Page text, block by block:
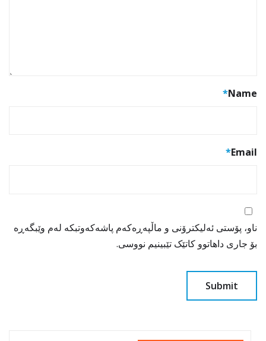
Name
*
Email
*
ناو، پۆستی ئەلیکترۆنی و ماڵپەڕەکەم پاشەکەوتبکە لەم وێبگەڕە
بۆ جاری داهاتوو کاتێک تێبینیم نووسی.